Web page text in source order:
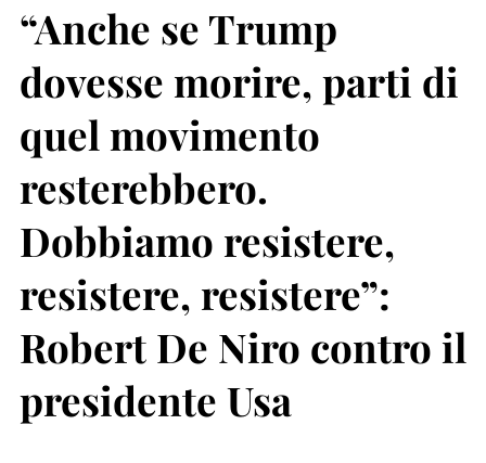
“Anche se Trump
dovesse morire, parti di
quel movimento
resterebbero.
Dobbiamo resistere,
resistere, resistere”:
Robert De Niro contro il
presidente Usa